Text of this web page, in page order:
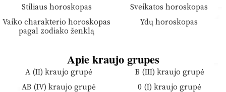
Stiliaus horoskopas
Sveikatos horoskopas
Vaiko charakterio horoskopas
pagal zodiako ženklą
Ydų horoskopas
Apie kraujo grupes
A (II) kraujo grupė
B (III) kraujo grupė
AB (IV) kraujo grupė
0 (I) kraujo grupė